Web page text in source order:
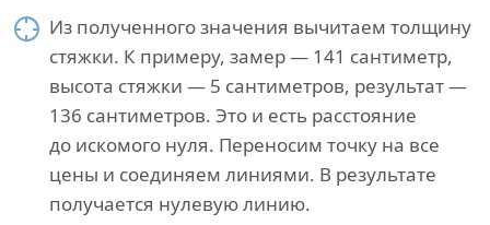
Из полученного значения вычитаем толщину
стяжки. К примеру, замер — 141 сантиметр,
высота стяжки — 5 сантиметров, результат —
136 сантиметров. Это и есть расстояние
до искомого нуля. Переносим точку на все
цены и соединяем линиями. В результате
получается нулевую линию.